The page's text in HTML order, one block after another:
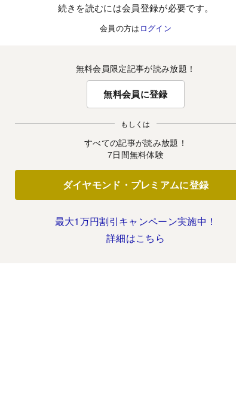
続きを読むには会員登録が必要です。
会員の方は ログイン
無料会員限定記事が読み放題！
無料会員に登録
もしくは
すべての記事が読み放題！
7日間無料体験
ダイヤモンド・プレミアムに登録
最大1万円割引キャンペーン実施中！
詳細はこちら